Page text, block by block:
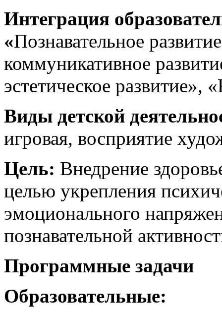
Интеграция
«Познавательное
коммуникативное
эстетическое развитие»,
Виды детской
игровая, восприятие
Цель: Внедрение
целью укрепления
эмоционального
познавательной
Программные задачи
Образовательные: